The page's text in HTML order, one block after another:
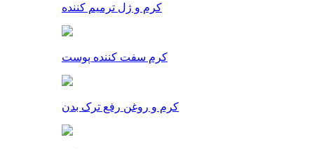
کرم و ژل ترمیم کننده
کرم سفت کننده پوست
کرم و روغن رفع ترک بدن